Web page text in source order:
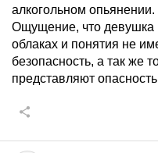
алкогольном
Ощущение, что девушка
облаках и понятия не
безопасность, а так же
представляют